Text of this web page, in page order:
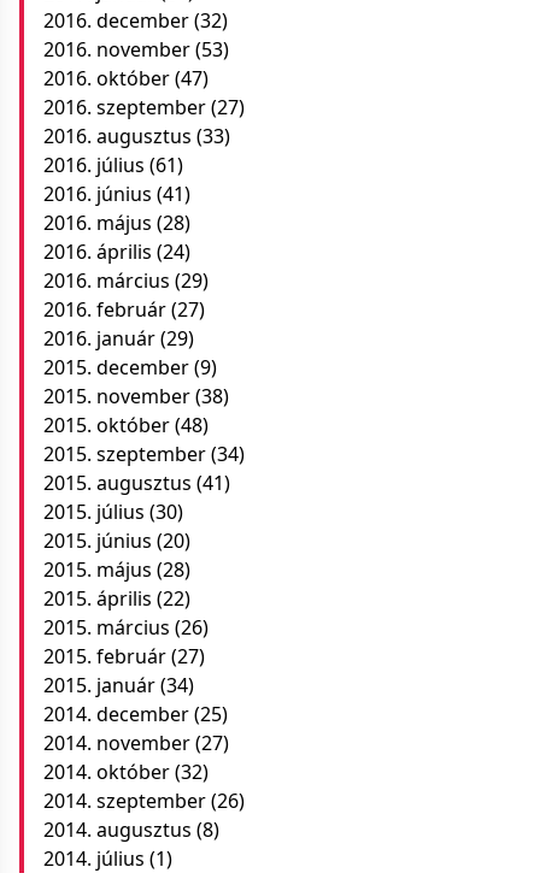
2016. december(32)
2016. november(53)
2016. október(47)
2016. szeptember(27)
2016. augusztus (33)
2016. július (61)
2016. június (41)
2016. május (28)
2016. április (24)
2016. március (29)
2016. február(27)
2016. január(29)
2015. december(9)
2015. november(38)
2015. október(48)
2015. szeptember(34)
2015. augusztus (41)
2015. július (30)
2015. június (20)
2015. május (28)
2015. április (22)
2015. március (26)
2015. február(27)
2015. január(34)
2014. december(25)
2014. november(27)
2014. október(32)
2014. szeptember(26)
2014. augusztus (8)
2014. július (1)